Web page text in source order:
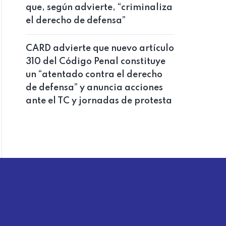
que, según advierte, “criminaliza
el derecho de defensa”
CARD advierte que nuevo artículo
310 del Código Penal constituye
un “atentado contra el derecho
de defensa” y anuncia acciones
ante el TC y jornadas de protesta